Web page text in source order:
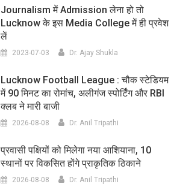
Journalism में Admission लेना हो तो
Lucknow के इस Media College में ही प्रवेश
लें
2023-07-03 Dr. Ajay Shukla
Lucknow Football League : चौक स्टेडियम
में 90 मिनट का रोमांच, अलीगंज स्पोर्टिंग और RBI
क्लब ने मारी बाजी
2026-08-08 Dr. Anil Tripathi
प्रवासी पक्षियों को मिलेगा नया आशियाना, 10
स्थानों पर विकसित होंगे प्राकृतिक ठिकाने
2026-08-08 Dr. Anil Tripathi